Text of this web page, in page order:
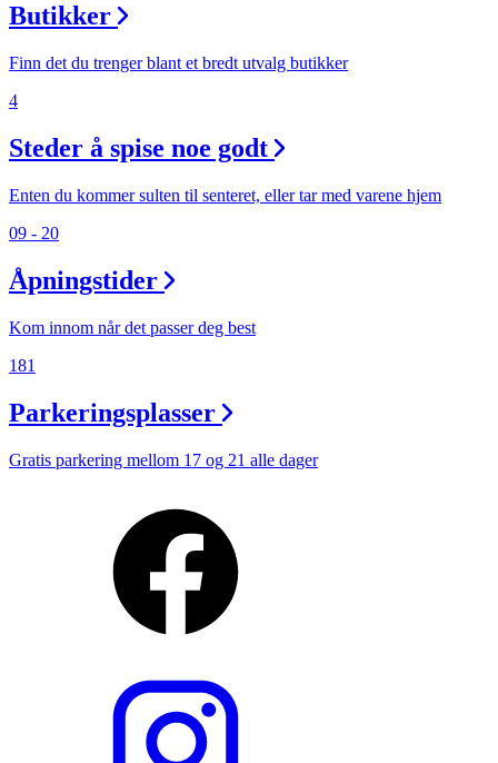
Butikker
Finn det du trenger blant et bredt utvalg butikker
4
Steder å spise noe godt
Enten du kommer sulten til senteret, eller tar med varene hjem
09 - 20
Åpningstider
Kom innom når det passer deg best
181
Parkeringsplasser
Gratis parkering mellom 17 og 21 alle dager